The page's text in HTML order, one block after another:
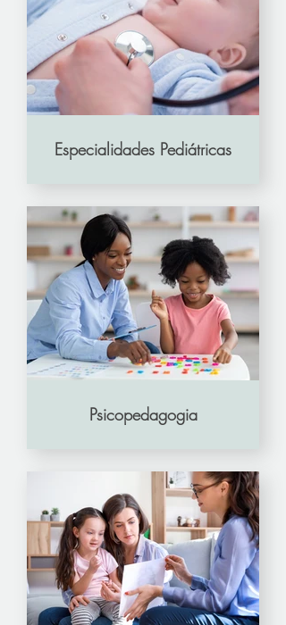
Especialidades Pediátricas
Psicopedagogia